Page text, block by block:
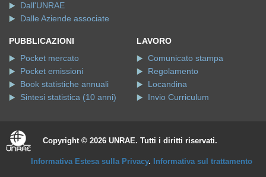
Dall'UNRAE
Dalle Aziende associate
PUBBLICAZIONI
Pocket mercato
Pocket emissioni
Book statistiche annuali
Sintesi statistica (10 anni)
LAVORO
Comunicato stampa
Regolamento
Locandina
Invio Curriculum
Copyright © 2026 UNRAE. Tutti i diritti riservati.
Informativa Estesa sulla Privacy. Informativa sul trattamento